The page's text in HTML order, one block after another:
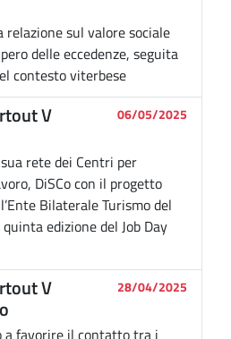
relazione sul valore sociale
delle eccedenze, seguita
contesto viterbese
V 06/05/2025
rete dei Centri per
DiSCo con il progetto
Bilaterale Turismo del
edizione del Job Day
V 28/04/2025
a favorire il contatto tra i